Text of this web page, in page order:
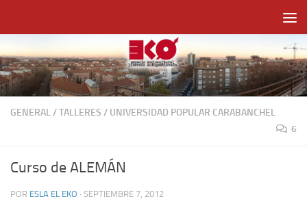
GENERAL/TALLERES / UNIVERSIDAD POPULAR CARABANCHEL
6
Curso de ALEMÁN
POR ESLA EL EKO · SEPTIEMBRE 7, 2012